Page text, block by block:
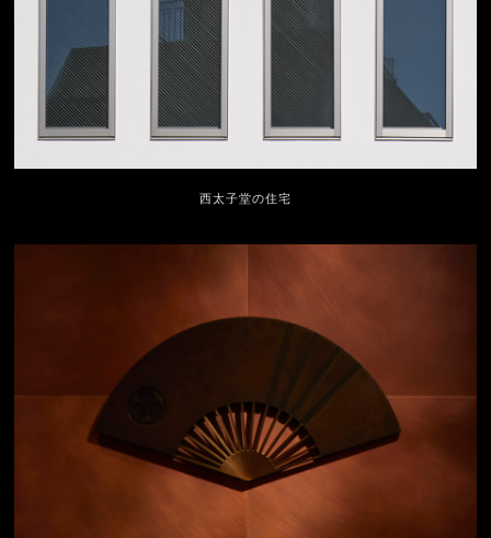
西太子堂の住宅